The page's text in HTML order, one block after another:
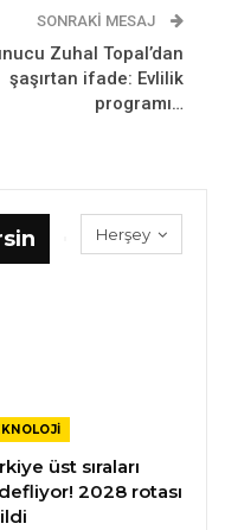
SONRAKI MESAJ
Zuhal Topal’dan
şaşırtan ifade: Evlilik
programı…
Herşey
üst sıraları
2028 rotası